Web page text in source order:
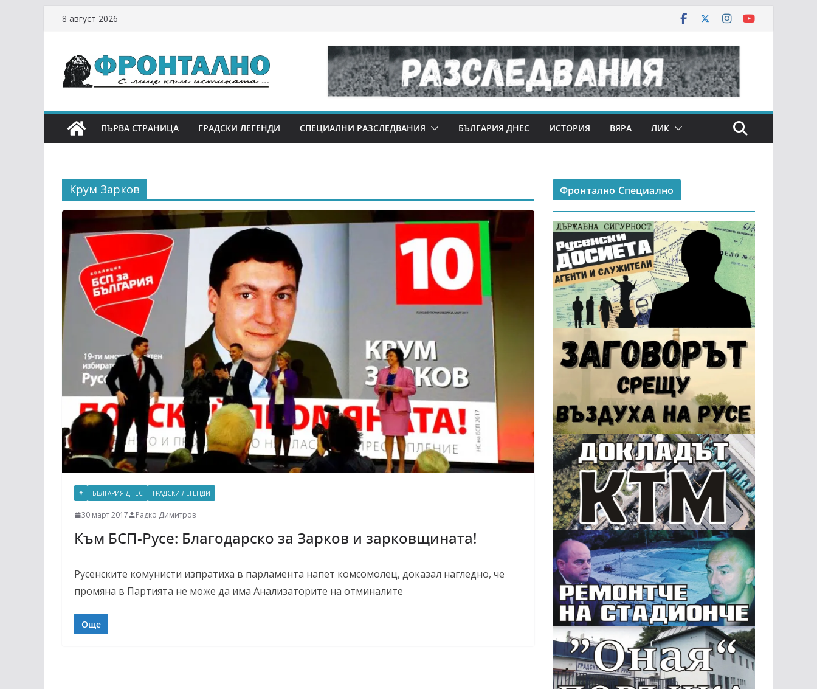
8 август 2026
ПЪРВА СТРАНИЦА ГРАДСКИ ЛЕГЕНДИ СПЕЦИАЛНИ РАЗСЛЕДВАНИЯ БЪЛГАРИЯ ДНЕС ИСТОРИЯ ВЯРА ЛИК
Крум Зарков
# БЪЛГАРИЯ ДНЕС ГРАДСКИ ЛЕГЕНДИ
30 март 2017 Радко Димитров
Към БСП-Русе: Благодарско за Зарков и зарковщината!
Русенските комунисти изпратиха в парламента напет комсомолец, доказал нагледно, че
промяна в Партията не може да има Анализаторите на отминалите
Още
Фронтално Специално